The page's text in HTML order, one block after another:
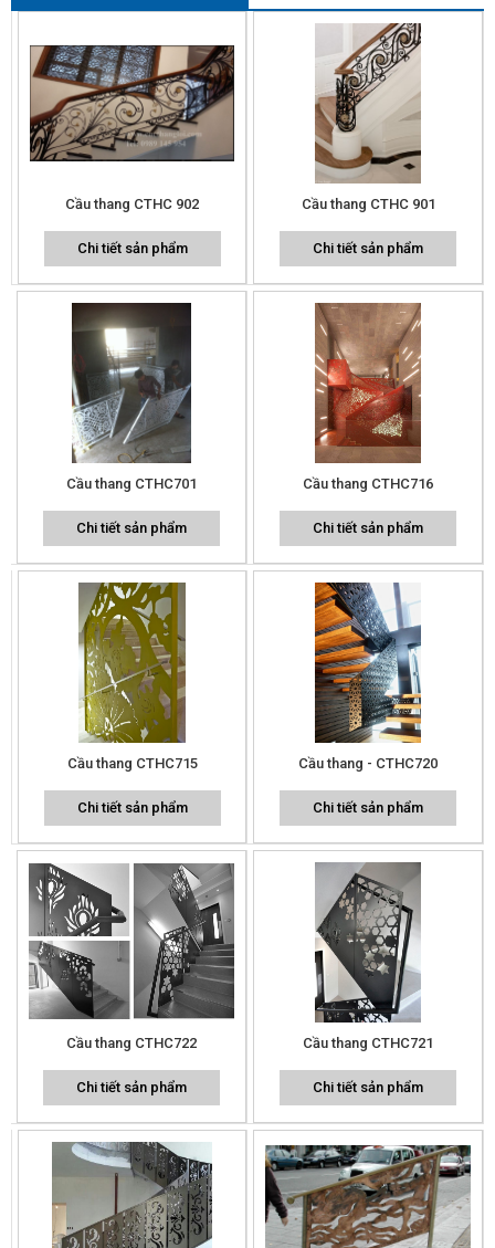
Cầu thang CTHC 902
Chi tiết sản phẩm
Cầu thang CTHC 901
Chi tiết sản phẩm
Cầu thang CTHC701
Chi tiết sản phẩm
Cầu thang CTHC716
Chi tiết sản phẩm
Cầu thang CTHC715
Chi tiết sản phẩm
Cầu thang - CTHC720
Chi tiết sản phẩm
Cầu thang CTHC722
Chi tiết sản phẩm
Cầu thang CTHC721
Chi tiết sản phẩm